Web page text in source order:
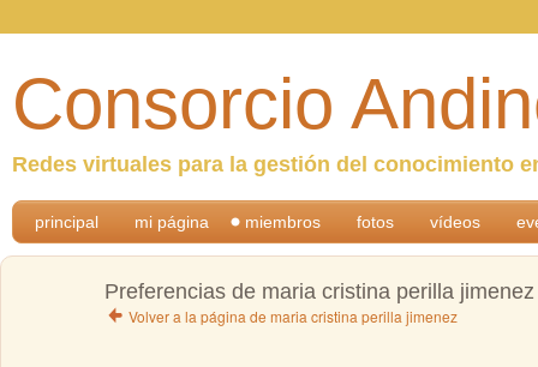
Consorcio
Redes virtuales para la gestión del conocimiento
principal mi página miembros fotos vídeos
Preferencias de maria cristina perilla jimenez
Volver a la página de maria cristina perilla jimenez